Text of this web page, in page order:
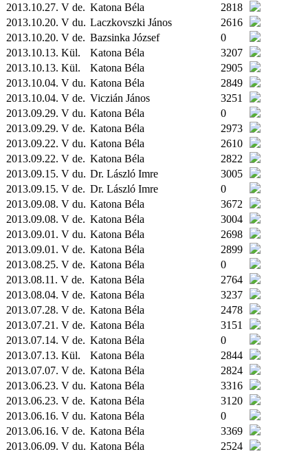
2013.10.27. V de. Katona Béla
2818
2013.10.20. V du. Laczkovszki János
2616
2013.10.20. V de. Bazsinka József
0
2013.10.13. Kül. Katona Béla
3207
2013.10.13. Kül. Katona Béla
2905
2013.10.04. V du. Katona Béla
2849
2013.10.04. V de. Viczián János
3251
2013.09.29. V du. Katona Béla
0
2013.09.29. V de. Katona Béla
2973
2013.09.22. V du. Katona Béla
2610
2013.09.22. V de. Katona Béla
2822
2013.09.15. V du. Dr. László Imre
3005
2013.09.15. V de. Dr. László Imre
0
2013.09.08. V du. Katona Béla
3672
2013.09.08. V de. Katona Béla
3004
2013.09.01. V du. Katona Béla
2698
2013.09.01. V de. Katona Béla
2899
2013.08.25. V de. Katona Béla
0
2013.08.11. V de. Katona Béla
2764
2013.08.04. V de. Katona Béla
3237
2013.07.28. V de. Katona Béla
2478
2013.07.21. V de. Katona Béla
3151
2013.07.14. V de. Katona Béla
0
2013.07.13. Kül. Katona Béla
2844
2013.07.07. V de. Katona Béla
2824
2013.06.23. V du. Katona Béla
3316
2013.06.23. V de. Katona Béla
3120
2013.06.16. V du. Katona Béla
0
2013.06.16. V de. Katona Béla
3369
2013.06.09. V du. Katona Béla
2524